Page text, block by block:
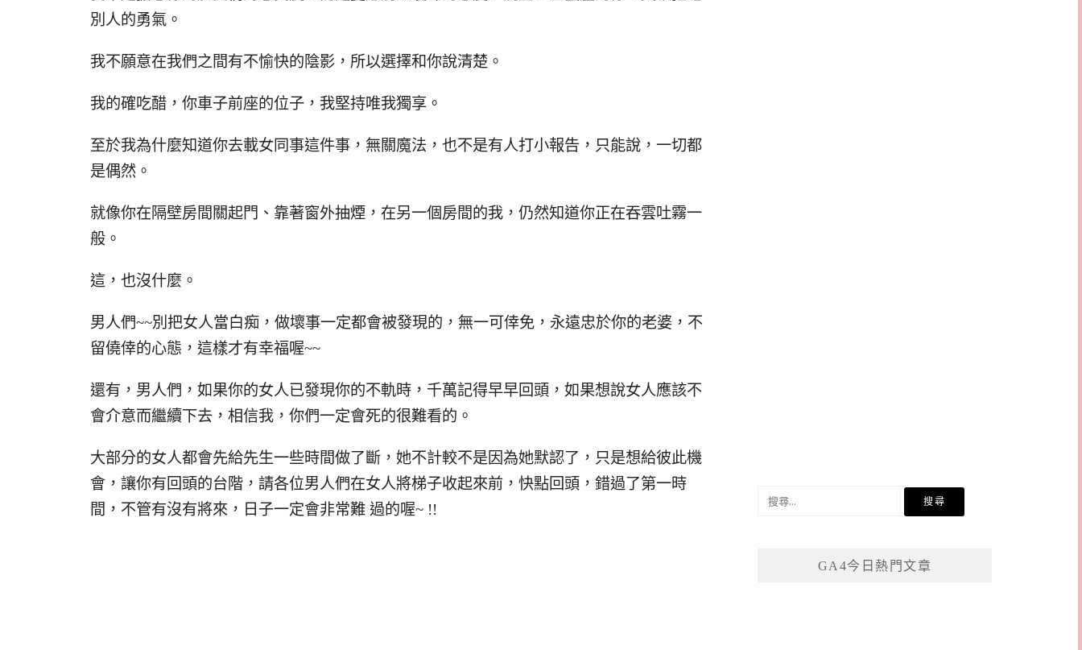
別人的勇氣。
我不願意在我們之間有不愉快的陰影，所以選擇和你說清楚。
我的確吃醋，你車子前座的位子，我堅持唯我獨享。
至於我為什麼知道你去載女同事這件事，無關魔法，也不是有人打小報告，只能說，一切都
是偶然。
就像你在隔壁房間關起門、靠著窗外抽煙，在另一個房間的我，仍然知道你正在吞雲吐霧一
般。
這，也沒什麼。
男人們~~別把女人當白痴，做壞事一定都會被發現的，無一可倖免，永遠忠於你的老婆，不
留僥倖的心態，這樣才有幸福喔~~
還有，男人們，如果你的女人已發現你的不軌時，千萬記得早早回頭，如果想說女人應該不
會介意而繼續下去，相信我，你們一定會死的很難看的。
大部分的女人都會先給先生一些時間做了斷，她不計較不是因為她默認了，只是想給彼此機
會，讓你有回頭的台階，請各位男人們在女人將梯子收起來前，快點回頭，錯過了第一時
間，不管有沒有將來，日子一定會非常難 過的喔~ !!
GA4今日熱門文章